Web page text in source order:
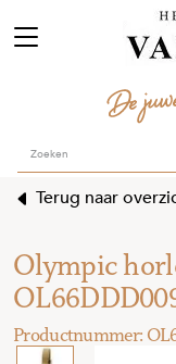
Terug naar
Olympic